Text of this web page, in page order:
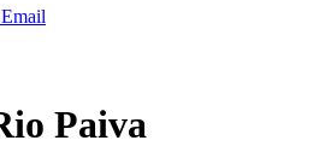
Paiva